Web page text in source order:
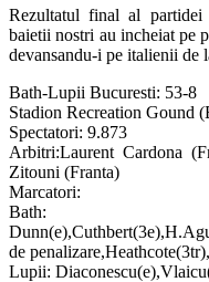
Rezultatul final al
baietii nostri au incheiat pe
devansandu-i pe italienii de
Bath-Lupii Bucuresti: 53-8
Stadion Recreation Gound
Spectatori: 9.873
Arbitri:Laurent Cardona
Zitouni (Franta)
Marcatori:
Bath:
de
Lupii: